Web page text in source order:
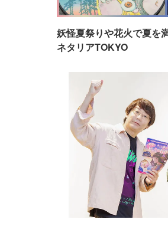
妖怪夏祭りや花火で夏を
ネタリアTOKYO